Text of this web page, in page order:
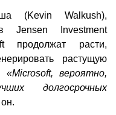
(Kevin Walkush),
Jensen Investment
продолжат расти,
растущую
«Microsoft, вероятно,
долгосрочных